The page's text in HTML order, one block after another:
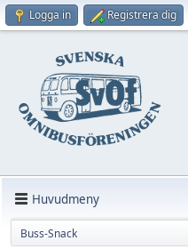
Logga in Registrera dig
Huvudmeny
Buss-Snack